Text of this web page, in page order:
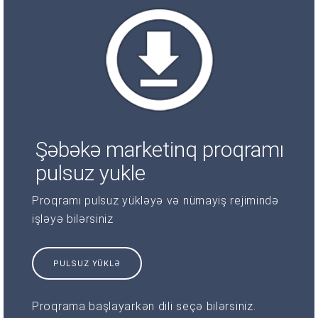
Şəbəkə marketinq proqramı
pulsuz yukle
Proqramı pulsuz yükləyə və nümayiş rejimində
işləyə bilərsiniz
PULSUZ YÜKLƏ
Proqrama başlayarkən dili seçə bilərsiniz.